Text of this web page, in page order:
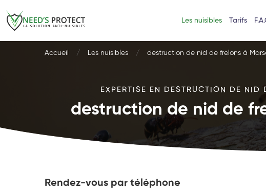
Les nuisibles Tarifs
Accueil Les nuisibles destruction de nid de frelons à
EXPERTISE EN DESTRUCTION DE
destruction de nid de
Rendez-vous par téléphone